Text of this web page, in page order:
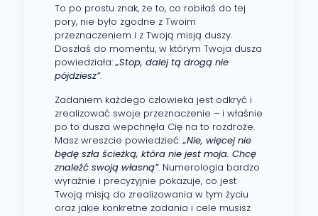
To po prostu znak, że to, co robiłaś do tej
pory, nie było zgodne z Twoim
przeznaczeniem i z Twoją misją duszy.
Doszłaś do momentu, w którym Twoja dusza
powiedziała:„Stop, dalej tą drogą nie
pójdziesz”.
Zadaniem każdego człowieka jest odkryć i
zrealizować swoje przeznaczenie – i właśnie
po to dusza wepchnęła Cię na to rozdroże.
Masz wreszcie powiedzieć:„Nie, więcej nie
będę szła ścieżką, która nie jest moja. Chcę
znaleźć swoją własną”. Numerologia bardzo
wyraźnie i precyzyjnie pokazuje, co jest
Twoją misją do zrealizowania w tym życiu
oraz jakie konkretne zadania i cele musisz